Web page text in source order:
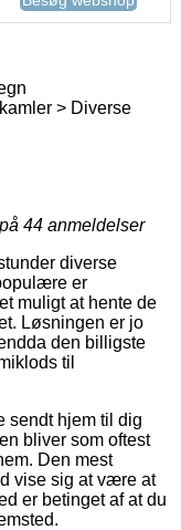
> Diverse
44 anmeldelser
diverse
er
muligt at hente de
Løsningen er jo
den billigste
til
sendt hjem til dig
bliver som oftest
Den mest
vise sig at være at
er betinget af at du